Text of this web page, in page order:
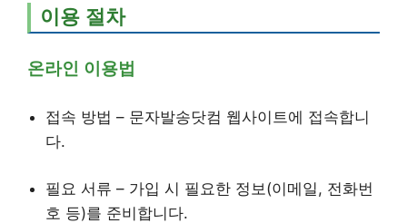
이용 절차
온라인 이용법
접속 방법 – 문자발송닷컴 웹사이트에 접속합니
다.
필요 서류 – 가입 시 필요한 정보(이메일, 전화번
호 등)를 준비합니다.